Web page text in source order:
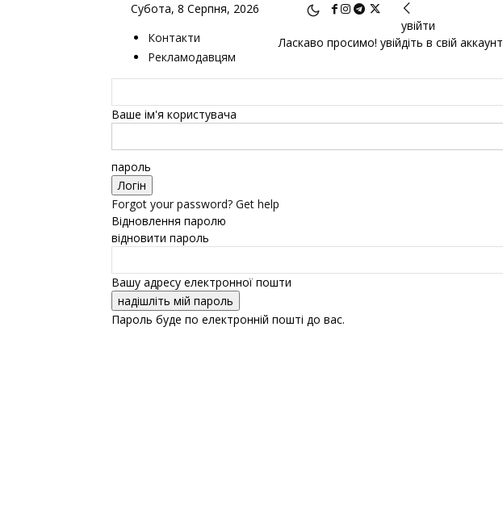
Субота, 8 Серпня, 2026
Контакти
Рекламодавцям
увійти
Ласкаво просимо! увійдіть в свій аккаунт
Ваше ім'я користувача
пароль
Forgot your password? Get help
Відновлення паролю
відновити пароль
Вашу адресу електронної пошти
Пароль буде по електронній пошті до вас.